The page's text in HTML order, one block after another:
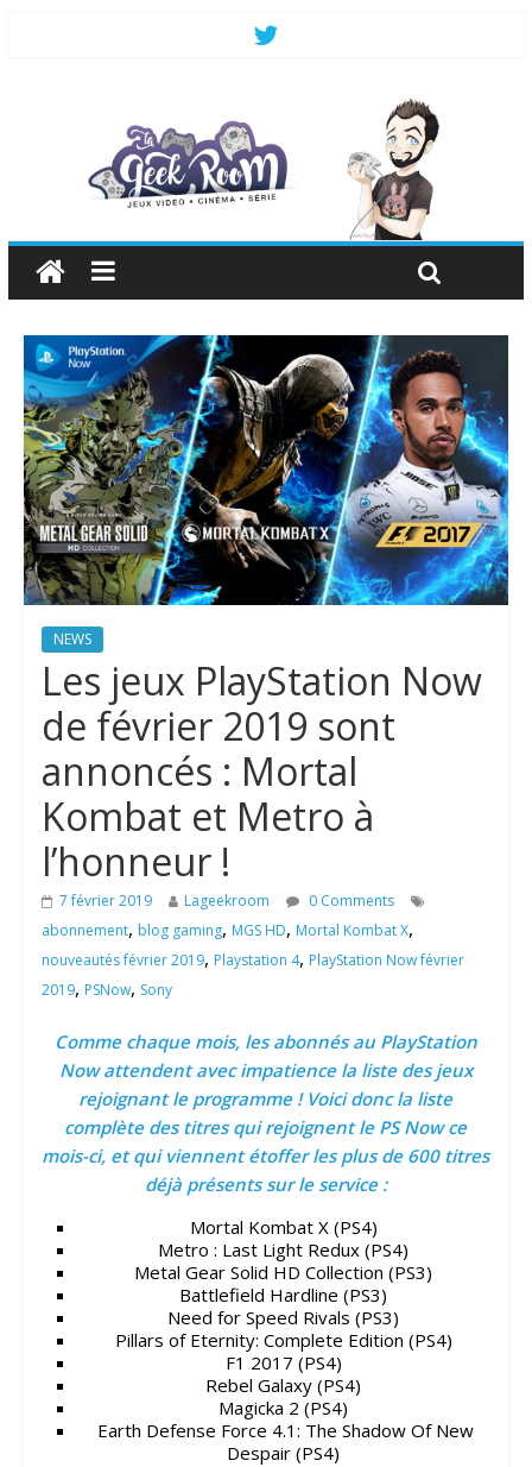
NEWS
Les jeux PlayStation Now
de février 2019 sont
annoncés : Mortal
Kombat et Metro à
l’honneur !
7 février 2019 Lageekroom
0 Comments
abonnement, blog gaming, MGS HD, Mortal Kombat X,
nouveautés février 2019, Playstation 4, PlayStation Now février
2019, PSNow, Sony
Comme chaque mois, les abonnés au PlayStation
Now attendent avec impatience la liste des jeux
rejoignant le programme ! Voici donc la liste
complète des titres qui rejoignent le PS Now ce
mois-ci, et qui viennent étoffer les plus de 600 titres
déjà présents sur le service :
Mortal Kombat X (PS4)
Metro : Last Light Redux (PS4)
Metal Gear Solid HD Collection (PS3)
Battlefield Hardline (PS3)
Need for Speed Rivals (PS3)
Pillars of Eternity: Complete Edition (PS4)
F1 2017 (PS4)
Rebel Galaxy (PS4)
Magicka 2 (PS4)
Earth Defense Force 4.1: The Shadow Of New
Despair (PS4)